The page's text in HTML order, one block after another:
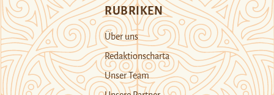
RUBRIKEN
Über uns
Redaktionscharta
Unser Team